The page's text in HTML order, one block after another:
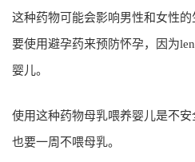
这种药物可能会影响男性和女性
要使用避孕药来预防怀孕，因为
婴儿。
使用这种药物母乳喂养婴儿是不
也要一周不喂母乳。